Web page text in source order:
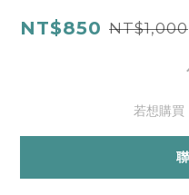
NT$850 NT$1,000
若想購買